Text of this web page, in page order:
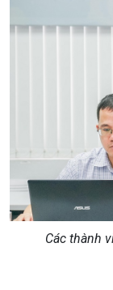
Các thành